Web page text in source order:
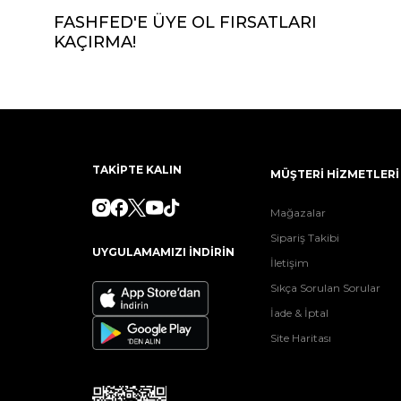
FASHFED'E ÜYE OL FIRSATLARI
KAÇIRMA!
TAKİPTE KALIN
UYGULAMAMIZI İNDİRİN
MÜŞTERİ HİZMETLERİ
Mağazalar
Sipariş Takibi
İletişim
Sıkça Sorulan Sorular
İade & İptal
Site Haritası